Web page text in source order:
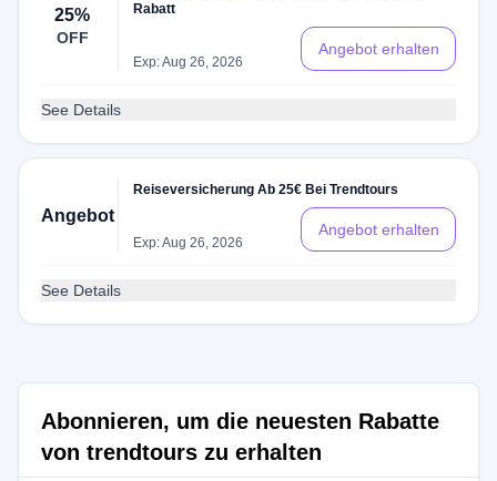
25%
OFF
Rabatt
Exp: Aug 26, 2026
Angebot erhalten
See Details
Angebot
Reiseversicherung Ab 25€ Bei Trendtours
Exp: Aug 26, 2026
Angebot erhalten
See Details
Abonnieren, um die neuesten Rabatte
von trendtours zu erhalten